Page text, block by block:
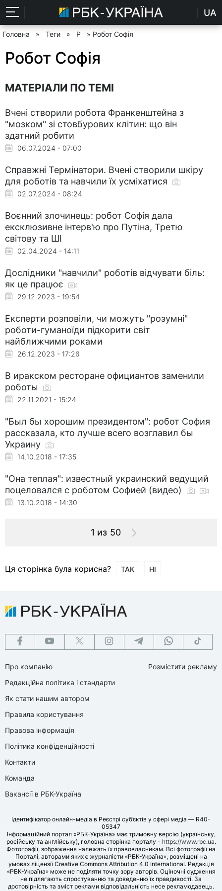
UA
Головна » Теги » Р » Робот Софія
Робот Софія
МАТЕРІАЛИ ПО ТЕМІ
Вчені створили робота Франкенштейна з
"мозком" зі стовбурових клітин: що він
здатний робити
06.07.2024 - 07:00
Справжні Термінатори. Вчені створили шкіру
для роботів та навчили їх усміхатися
02.07.2024 - 08:24
Воєнний злочинець: робот Софія дала
ексклюзивне інтерв'ю про Путіна, Третю
світову та ШІ
02.04.2024 - 14:11
Дослідники "навчили" роботів відчувати біль:
як це працює
29.12.2023 - 19:54
Експерти розповіли, чи можуть "розумні"
роботи-гуманоїди підкорити світ
найближчими роками
26.12.2023 - 17:26
В иракском ресторане официантов заменили
роботы
22.11.2021 - 15:24
"Был бы хорошим президентом": робот София
рассказала, кто лучше всего возглавил бы
Украину
14.10.2018 - 17:35
"Она теплая": известный украинский ведущий
поцеловался с роботом Софией (видео)
13.10.2018 - 14:30
1 из 50
Ця сторінка була корисна? ТАК НІ
Про компанію
Редакційна політика і стандарти
Як стати нашим автором
Правила користування
Правова інформація
Політика конфіденційності
Контакти
Команда
Вакансії в РБК-Україна
Розмістити рекламу
Ідентифікатор онлайн-медіа в Реєстрі суб’єктів у сфері медіа — R40-
05347
Інформаційний портал «РБК-Україна» має тримовну версію (українську,
російську та англійську), головна сторінка порталу - https://www.rbc.ua.
Фотографії, зображення належать їх правовласникам. Всі фотографії на
Порталі, авторами яких є журналісти «РБК-Україна», розміщені на
умовах ліцензії Creative Commons Attribution 4.0 International. Редакція
«РБК-Україна» може не поділяти точку зору авторів. Оціночні судження
не підлягають спростуванню та доведенню їх правдивості. За
достовірність та зміст реклами відповідальність несе рекламодавець.